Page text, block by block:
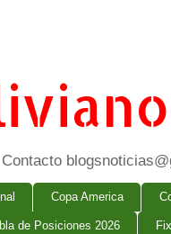
Copa America
de Posiciones 2026